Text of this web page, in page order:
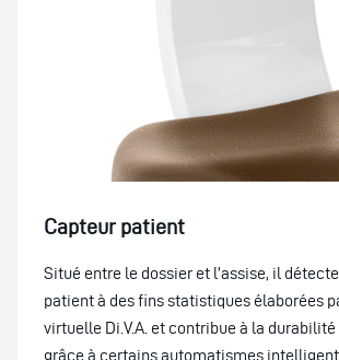
Capteur patient
Situé entre le dossier et l’assise, il
patient à des fins statistiques élaborées
virtuelle Di.V.A. et contribue à la durabilité
grâce à certains automatismes